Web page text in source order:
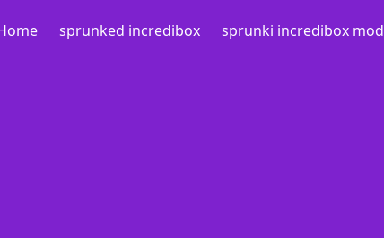
sprunked incredibox sprunki incredibox mod